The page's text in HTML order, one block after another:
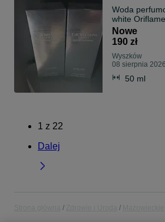
Woda
white Oriflame
Nowe
190 zł
Wyszków
08 sierpnia 2026
50 ml
1 z 22
Dalej